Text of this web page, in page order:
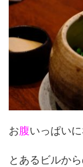
お腹いっぱい
とあるビルか